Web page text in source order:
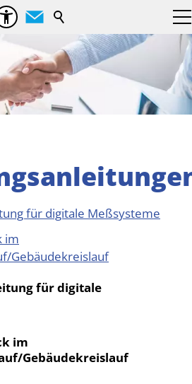
Suchbegriff
für digitale Meßsysteme
im
Gebäudekreislauf
für digitale
im
Gebäudekreislauf